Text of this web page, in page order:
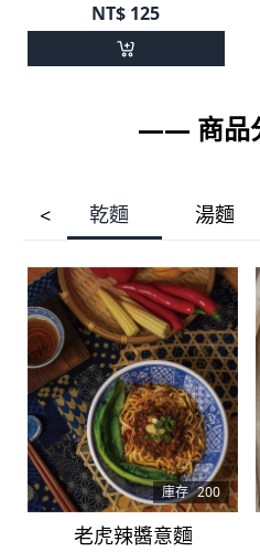
NT$ 125
—— 商品
< 乾麵 湯麵
庫存 200
老虎辣醬意麵